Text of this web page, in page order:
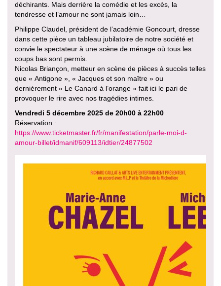
déchirants. Mais derrière la comédie et les excès, la
tendresse et l’amour ne sont jamais loin…
Philippe Claudel, président de l’académie Goncourt, dresse
dans cette pièce un tableau jubilatoire de notre société et
convie le spectateur à une scène de ménage où tous les
coups bas sont permis.
Nicolas Briançon, metteur en scène de pièces à succès telles
que « Antigone », « Jacques et son maître » ou
dernièrement « Le Canard à l’orange » fait ici le pari de
provoquer le rire avec nos tragédies intimes.
Vendredi 5 décembre 2025 de 20h00 à 22h00
Réservation :
https://www.ticketmaster.fr/fr/manifestation/parle-moi-d-
amour-billet/idmanif/609113/idtier/24877502